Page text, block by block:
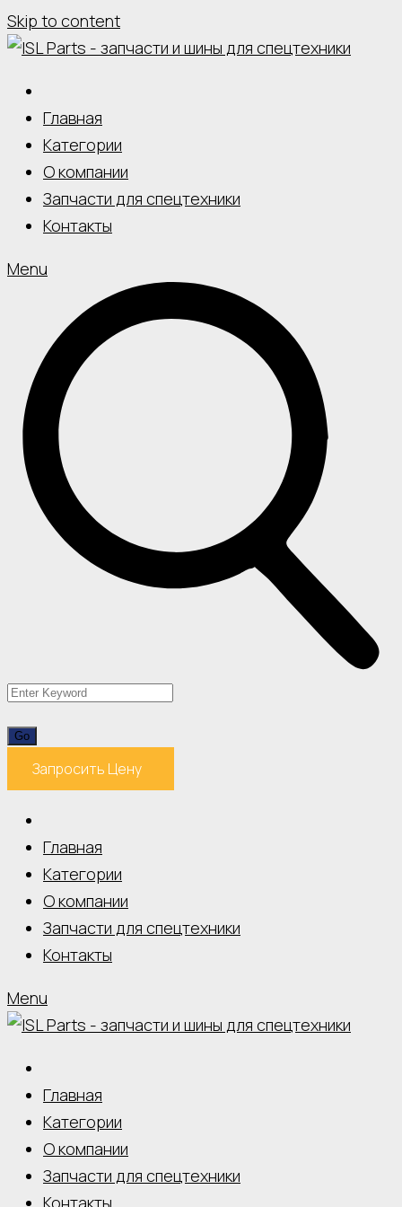
Skip to content
Главная
Категории
О компании
Запчасти для спецтехники
Контакты
Menu
Запросить Цену
Главная
Категории
О компании
Запчасти для спецтехники
Контакты
Menu
Главная
Категории
О компании
Запчасти для спецтехники
Контакты